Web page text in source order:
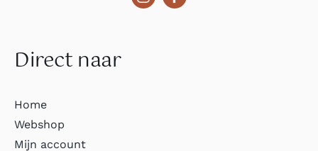
Direct naar
Home
Webshop
Mijn account